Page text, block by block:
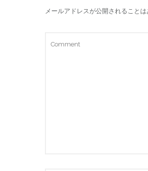
メールアドレスが公開されることは